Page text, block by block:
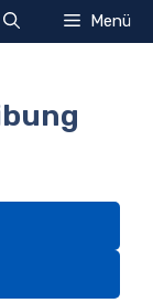
Menü